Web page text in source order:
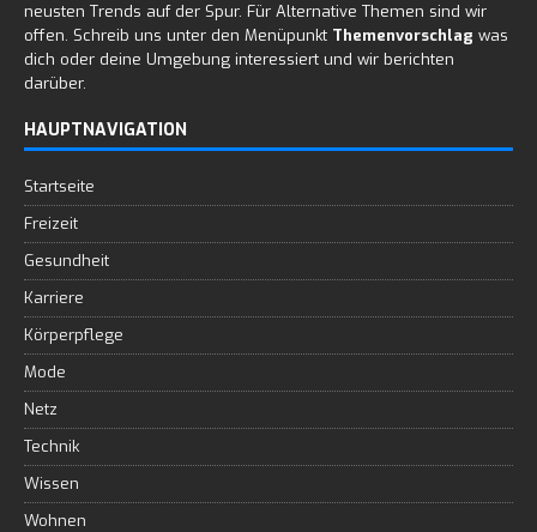
neusten Trends auf der Spur. Für Alternative Themen sind wir
offen. Schreib uns unter den Menüpunkt Themenvorschlag was
dich oder deine Umgebung interessiert und wir berichten
darüber.
HAUPTNAVIGATION
Startseite
Freizeit
Gesundheit
Karriere
Körperpflege
Mode
Netz
Technik
Wissen
Wohnen